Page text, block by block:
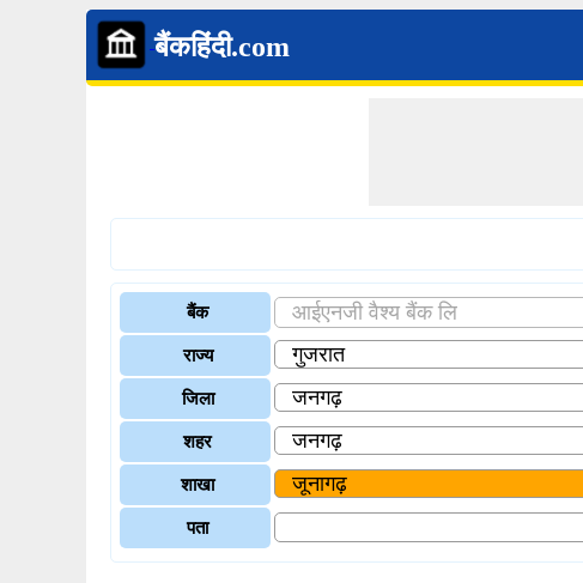
बैंकहिंदी.com
बैंक
राज्य
जिला
शहर
शाखा
पता